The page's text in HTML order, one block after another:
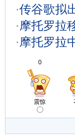
·传谷歌拟
·摩托罗拉
·摩托罗拉
0
震惊